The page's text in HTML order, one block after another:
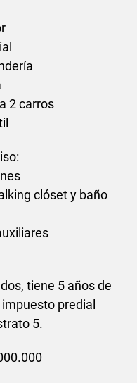
2 carros
clóset y baño
tiene 5 años de
predial
5.